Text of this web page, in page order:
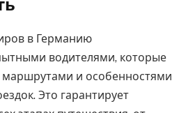
в Германию
водителями, которые
и особенностями
Это гарантирует